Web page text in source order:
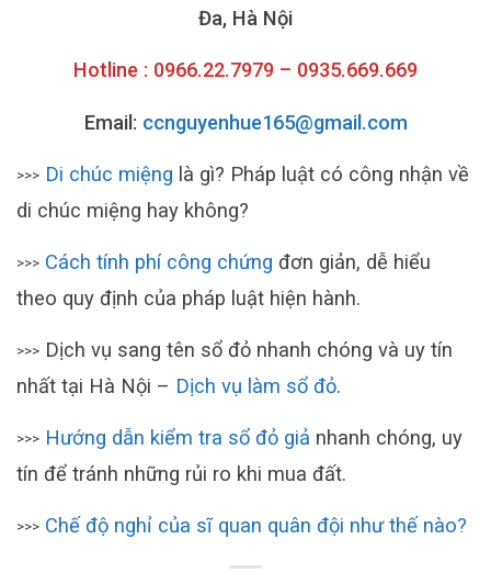
Đa, Hà Nội
Hotline : 0966.22.7979 – 0935.669.669
Email: ccnguyenhue165@gmail.com
>>> Di chúc miệng là gì? Pháp luật có công nhận về
di chúc miệng hay không?
>>> Cách tính phí công chứng đơn giản, dễ hiểu
theo quy định của pháp luật hiện hành.
>>> Dịch vụ sang tên sổ đỏ nhanh chóng và uy tín
nhất tại Hà Nội – Dịch vụ làm sổ đỏ.
>>> Hướng dẫn kiểm tra sổ đỏ giả nhanh chóng, uy
tín để tránh những rủi ro khi mua đất.
>>> Chế độ nghỉ của sĩ quan quân đội như thế nào?